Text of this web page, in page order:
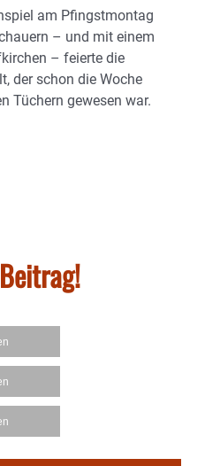
am Pfingstmontag
– und mit einem
– feierte die
der schon die Woche
Tüchern gewesen war.